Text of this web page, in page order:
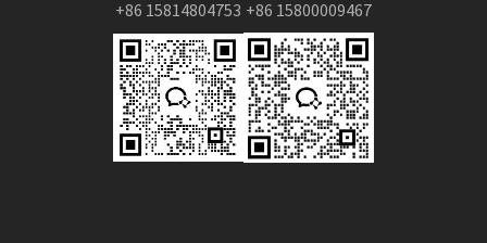
+86 15814804753 +86 15800009467